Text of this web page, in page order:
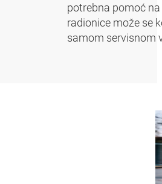
potrebna pomoć
radionice može se
samom servisnom